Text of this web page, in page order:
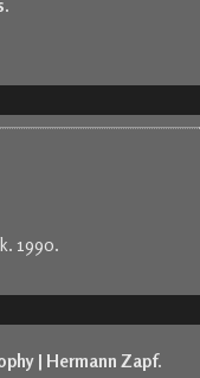
1990.
| Hermann Zapf.